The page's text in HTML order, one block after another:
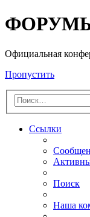
ФОРУМЫ
Официальная
Пропустить
Ссылки
Поиск
Наша